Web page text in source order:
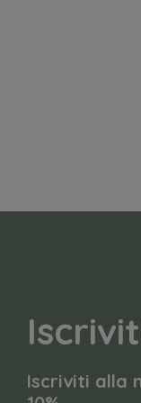
Iscriviti alla